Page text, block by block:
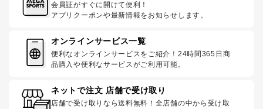
会員証がすぐに開けて便利！
アプリクーポンや最新情報をお知らせします。
オンラインサービス一覧
便利なオンラインサービスをご紹介！24時間365日商
品購入や便利なサービスがご利用可能。
ネットで注文 店舗で受け取り
店舗で受け取りなら送料無料！全店舗の中から受け取